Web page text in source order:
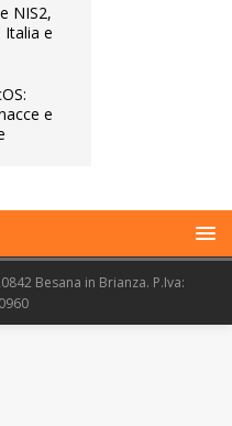
NIS2,
Italia e
e
Besana in Brianza. P.Iva: